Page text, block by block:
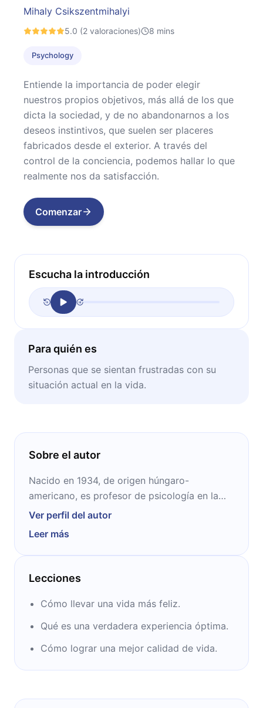
Mihaly Csikszentmihalyi
5.0 (2 valoraciones) 8 mins
Psychology
Entiende la importancia de poder elegir
nuestros propios objetivos, más allá de los que
dicta la sociedad, y de no abandonarnos a los
deseos instintivos, que suelen ser placeres
fabricados desde el exterior. A través del
control de la conciencia, podemos hallar lo que
realmente nos da satisfacción.
Comenzar
Escucha la introducción
Para quién es
Personas que se sientan frustradas con su
situación actual en la vida.
Sobre el autor
Nacido en 1934, de origen húngaro-
americano, es profesor de psicología en la
Universidad de Claremont. Fue jefe del
Universidad de Chicago y del de sociología y
antropología en la Universidad Lake Forest.
Es principalmente reconocido por desarrollar
de la conciencia.
Ver perfil del autor
Leer más
Lecciones
Cómo llevar una vida más feliz.
Qué es una verdadera experiencia óptima.
Cómo lograr una mejor calidad de vida.